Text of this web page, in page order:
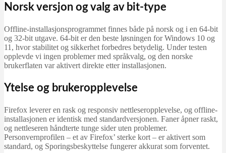
Norsk versjon og valg av bit-type
Offline-installasjonsprogrammet finnes både på norsk og i en 64-bit
og 32-bit utgave. 64-bit er den beste løsningen for Windows 10 og
11, hvor stabilitet og sikkerhet forbedres betydelig. Under testen
opplevde vi ingen problemer med språkvalg, og den norske
brukerflaten var aktivert direkte etter installasjonen.
Ytelse og brukeropplevelse
Firefox leverer en rask og responsiv nettleseropplevelse, og offline-
installasjonen er identisk med standardversjonen. Faner åpner raskt,
og nettleseren håndterte tunge sider uten problemer.
Personvernprofilen – et av Firefox’ sterke kort – er aktivert som
standard, og Sporingsbeskyttelse fungerer akkurat som forventet.